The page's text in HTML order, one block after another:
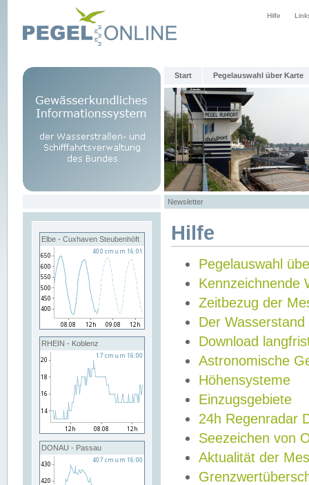
Hilfe
Start Pegelauswahl über Karte
Newsletter
Elbe - Cuxhaven Steubenhöft
RHEIN - Koblenz
DONAU - Passau
Hilfe
Pegelauswahl
Kennzeichnende
Zeitbezug der
Der Wasserstand
Download
Astronomische
Höhensysteme
Einzugsgebiete
24h Regenradar
Seezeichen von
Aktualität der